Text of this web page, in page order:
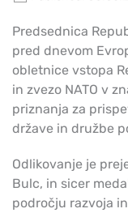
Predsednica
pred dnevom
obletnice vstopa
in zvezo NATO v
priznanja za
države in družbe
Odlikovanje je
Bulc, in sicer
področju razvoja